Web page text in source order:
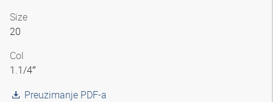
Size
20
Col
1.1/4″
Preuzimanje PDF-a